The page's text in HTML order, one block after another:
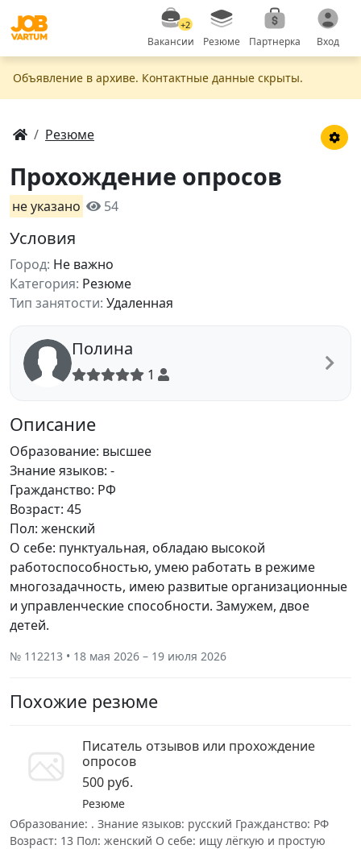
+2
Вакансии Резюме Партнерка Вход
Объявление в apxивe. Контактные данные скрыты.
Резюме
Прохождение опросов
не указано 54
Условия
Город: Не важно
Категория: Резюме
Тип занятости: Удаленная
Полина
1
Описание
Образование: высшее
Знание языков: -
Гражданство: РФ
Возраст: 45
Пол: женский
О себе: пунктуальная, обладаю высокой
работоспособностью, умею работать в режиме
многозадачность, имею развитые организационные
и управленческие способности. Замужем, двое
детей.
№ 112213 • 18 мая 2026 – 19 июля 2026
Похожие резюме
Писатель отзывов или прохождение
опросов
500 руб.
Резюме
Образование: . Знание языков: русский Гражданство: РФ
Возраст: 13 Пол: женский О себе: ищу лёгкую и простую